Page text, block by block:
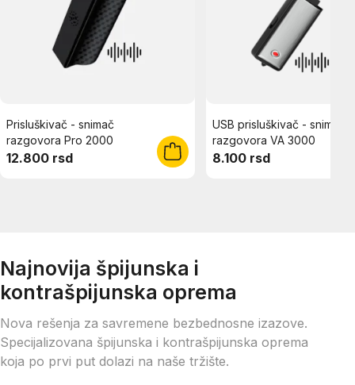
Prisluškivač - snimač
razgovora Pro 2000
12.800 rsd
USB prisluškivač - snimač
razgovora VA 3000
8.100 rsd
Najnovija špijunska i
kontrašpijunska oprema
Nova rešenja za savremene bezbednosne izazove.
Specijalizovana špijunska i kontrašpijunska oprema
koja po prvi put dolazi na naše tržište.